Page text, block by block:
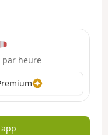
par heure